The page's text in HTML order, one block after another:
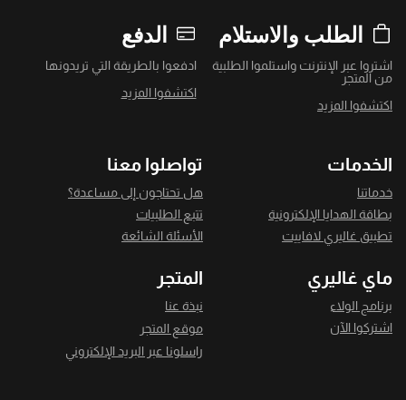
الطلب والاستلام
اشتروا عبر الإنترنت واستلموا الطلبية
من المتجر
اكتشفوا المزيد
الدفع
ادفعوا بالطريقة التي تريدونها
اكتشفوا المزيد
الخدمات
خدماتنا
بطاقة الهدايا الإلكترونية
تطبيق غاليري لافاييت
تواصلوا معنا
هل تحتاجون إلى مساعدة؟
تتبع الطلبيات
الأسئلة الشائعة
ماي غاليري
برنامج الولاء
اشتركوا الآن
المتجر
نبذة عنا
موقع المتجر
راسلونا عبر البريد الإلكتروني